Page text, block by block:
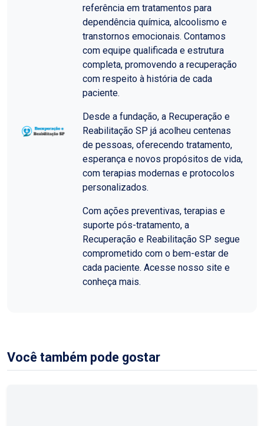
referência em tratamentos para
dependência química, alcoolismo e
transtornos emocionais. Contamos
com equipe qualificada e estrutura
completa, promovendo a recuperação
com respeito à história de cada
paciente.
Desde a fundação, a Recuperação e
Reabilitação SP já acolheu centenas
de pessoas, oferecendo tratamento,
esperança e novos propósitos de vida,
com terapias modernas e protocolos
personalizados.
Com ações preventivas, terapias e
suporte pós-tratamento, a
Recuperação e Reabilitação SP segue
comprometido com o bem-estar de
cada paciente. Acesse nosso site e
conheça mais.
Você também pode gostar